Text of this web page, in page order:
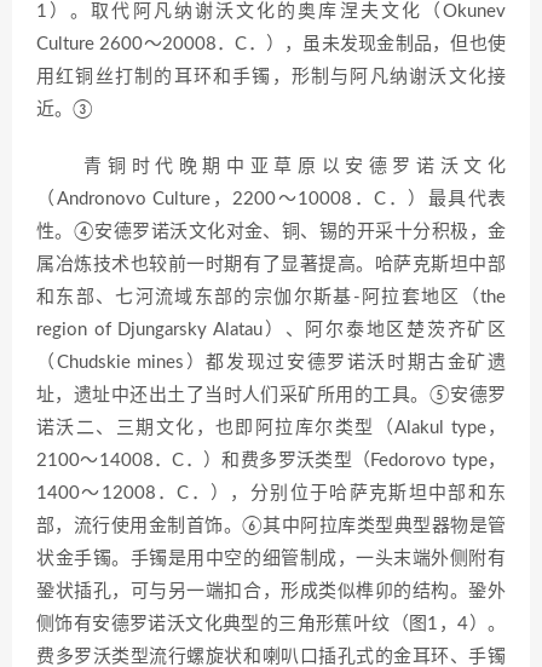
1）。取代阿凡纳谢沃文化的奥库涅夫文化（Okunev
Culture 2600～20008．C．），虽未发现金制品，但也使
用红铜丝打制的耳环和手镯，形制与阿凡纳谢沃文化接
近。③
青铜时代晚期中亚草原以安德罗诺沃文化
（Andronovo Culture，2200～10008．C．）最具代表
性。④安德罗诺沃文化对金、铜、锡的开采十分积极，金
属冶炼技术也较前一时期有了显著提高。哈萨克斯坦中部
和东部、七河流域东部的宗伽尔斯基-阿拉套地区（the
region of Djungarsky Alatau）、阿尔泰地区楚茨齐矿区
（Chudskie mines）都发现过安德罗诺沃时期古金矿遗
址，遗址中还出土了当时人们采矿所用的工具。⑤安德罗
诺沃二、三期文化，也即阿拉库尔类型（Alakul type，
2100～14008．C．）和费多罗沃类型（Fedorovo type，
1400～12008．C．），分别位于哈萨克斯坦中部和东
部，流行使用金制首饰。⑥其中阿拉库类型典型器物是管
状金手镯。手镯是用中空的细管制成，一头末端外侧附有
銎状插孔，可与另一端扣合，形成类似榫卯的结构。銎外
侧饰有安德罗诺沃文化典型的三角形蕉叶纹（图1，4）。
费多罗沃类型流行螺旋状和喇叭口插孔式的金耳环、手镯